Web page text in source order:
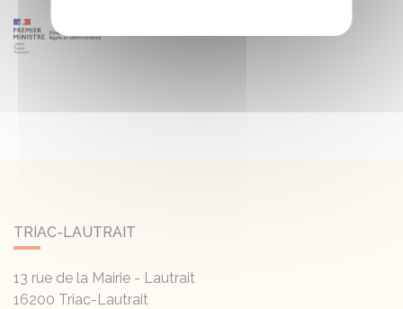
TRIAC-LAUTRAIT
13 rue de la Mairie - Lautrait
16200 Triac-Lautrait